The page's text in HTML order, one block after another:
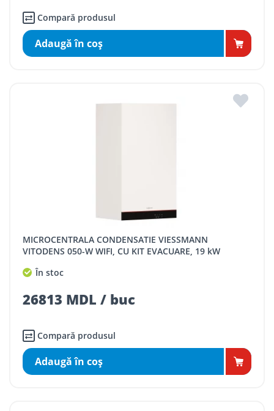
Compară produsul
Adaugă în coş
MICROCENTRALA CONDENSATIE VIESSMANN
VITODENS 050-W WIFI, CU KIT EVACUARE, 19 kW
În stoc
26813 MDL / buc
Compară produsul
Adaugă în coş